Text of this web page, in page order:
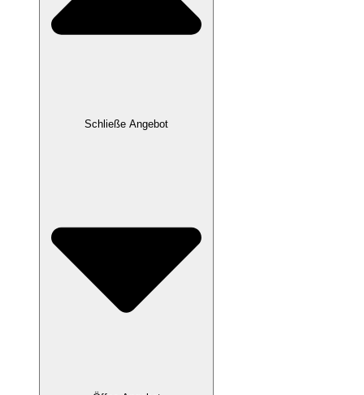
Schließe Angebot